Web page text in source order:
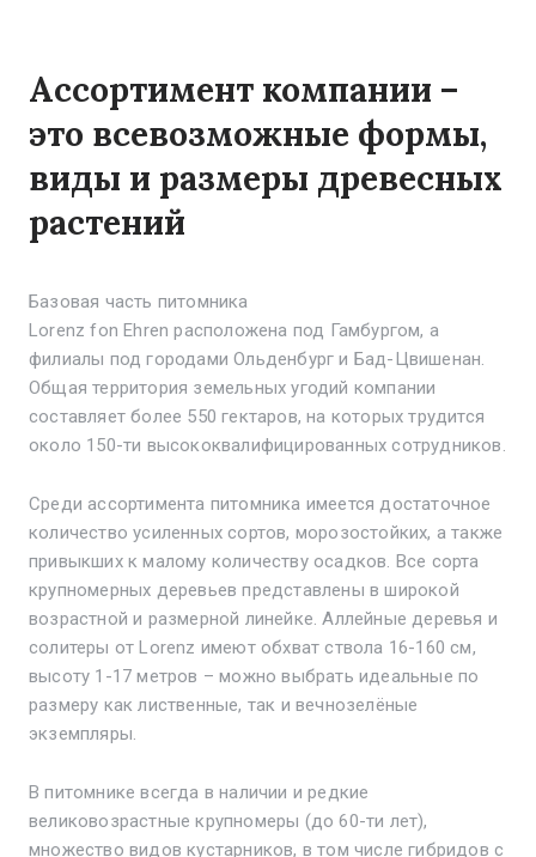
Ассортимент компании –
это всевозможные формы,
виды и размеры древесных
растений
Базовая часть питомника
Lorenz fon Ehren расположена под Гамбургом, а
филиалы под городами Ольденбург и Бад-Цвишенан.
Общая территория земельных угодий компании
составляет более 550 гектаров, на которых трудится
около 150-ти высококвалифицированных сотрудников.
Среди ассортимента питомника имеется достаточное
количество усиленных сортов, морозостойких, а также
привыкших к малому количеству осадков. Все сорта
крупномерных деревьев представлены в широкой
возрастной и размерной линейке. Аллейные деревья и
солитеры от Lorenz имеют обхват ствола 16-160 см,
высоту 1-17 метров – можно выбрать идеальные по
размеру как лиственные, так и вечнозелёные
экземпляры.
В питомнике всегда в наличии и редкие
великовозрастные крупномеры (до 60-ти лет),
множество видов кустарников, в том числе гибридов с